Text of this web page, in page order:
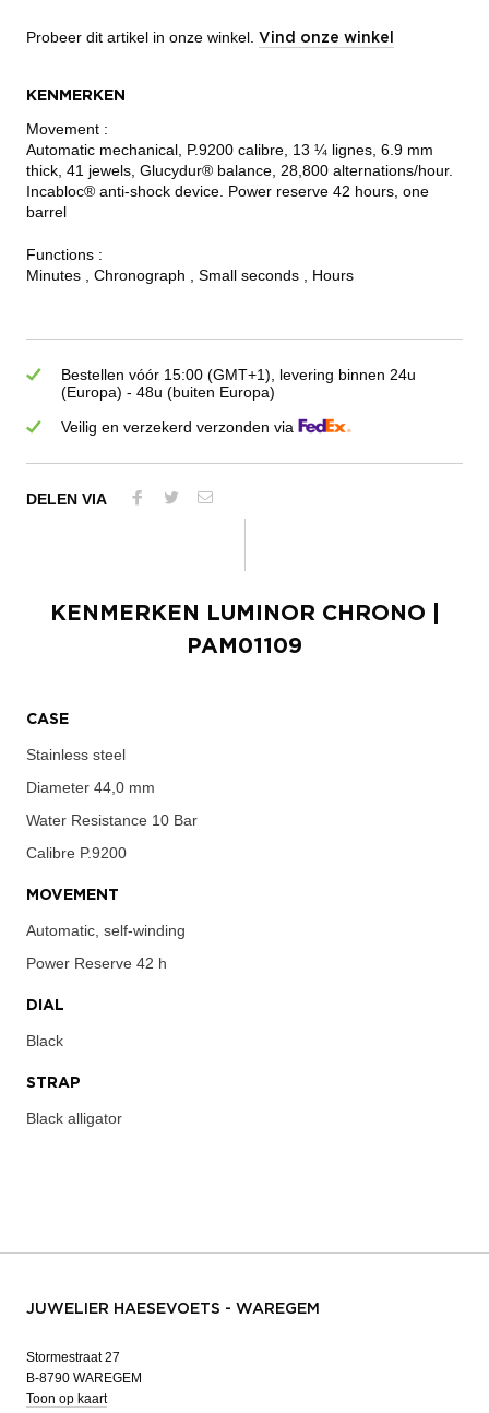
Probeer dit artikel in onze winkel. Vind onze winkel
KENMERKEN
Movement :
Automatic mechanical, P.9200 calibre, 13 ¼ lignes, 6.9 mm
thick, 41 jewels, Glucydur® balance, 28,800 alternations/hour.
Incabloc® anti-shock device. Power reserve 42 hours, one
barrel
Functions :
Minutes , Chronograph , Small seconds , Hours
Bestellen vóór 15:00 (GMT+1), levering binnen 24u
(Europa) - 48u (buiten Europa)
Veilig en verzekerd verzonden via
DELEN VIA
KENMERKEN LUMINOR CHRONO
PAM01109
CASE
Stainless steel
Diameter 44,0 mm
Water Resistance 10 Bar
Calibre P.9200
MOVEMENT
Automatic, self-winding
Power Reserve 42 h
DIAL
Black
STRAP
Black alligator
JUWELIER HAESEVOETS - WAREGEM
Stormestraat 27
B-8790 WAREGEM
Toon op kaart